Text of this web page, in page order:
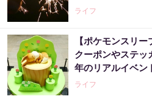
ライフ
【ポケモンスリ
クーポンやステッ
年のリアルイベン
催中《8月23日まで
ライフ